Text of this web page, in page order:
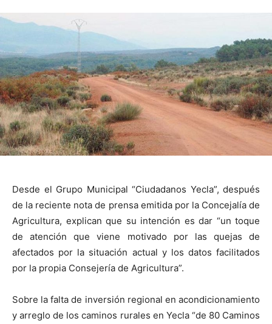
Desde el Grupo Municipal “Ciudadanos Yecla”, después
de la reciente nota de prensa emitida por la Concejalía de
Agricultura, explican que su intención es dar “un toque
de atención que viene motivado por las quejas de
afectados por la situación actual y los datos facilitados
por la propia Consejería de Agricultura”.
Sobre la falta de inversión regional en acondicionamiento
y arreglo de los caminos rurales en Yecla “de 80 Caminos